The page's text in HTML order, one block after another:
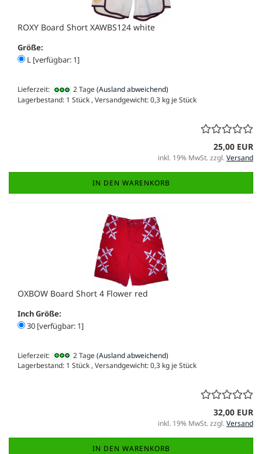
ROXY Board Short XAWBS124 white
Größe:
L [verfügbar: 1]
Lieferzeit: 2 Tage(Ausland abweichend)
Lagerbestand: 1 Stück , Versandgewicht:0,3 kg je Stück
25,00 EUR
inkl. 19% MwSt. zzgl.Versand
IN DEN WARENKORB
OXBOW Board Short 4 Flower red
Inch Größe:
30 [verfügbar: 1]
Lieferzeit: 2 Tage(Ausland abweichend)
Lagerbestand: 1 Stück , Versandgewicht:0,3 kg je Stück
32,00 EUR
inkl. 19% MwSt. zzgl.Versand
IN DEN WARENKORB